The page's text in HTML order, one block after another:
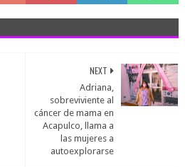
NEXT
Adriana,
sobreviviente al
cáncer de mama en
Acapulco, llama a
las mujeres a
autoexplorarse